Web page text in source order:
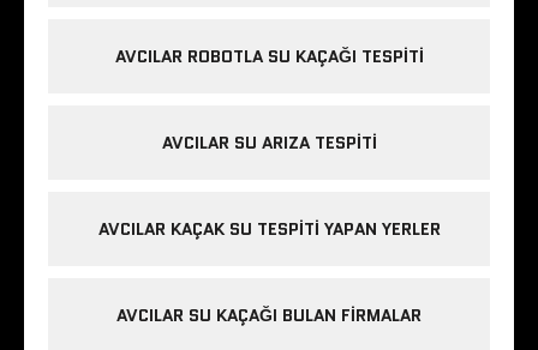
AVCILAR ROBOTLA SU KAÇAĞI TESPITI
AVCILAR SU ARIZA TESPITI
AVCILAR KAÇAK SU TESPITI YAPAN YERLER
AVCILAR SU KAÇAĞI BULAN FIRMALAR